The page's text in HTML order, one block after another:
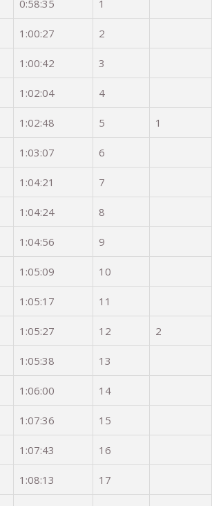
0:58:35 1
1:00:27 2
1:00:42 3
1:02:04 4
1:02:48 5 1
1:03:07 6
1:04:21 7
1:04:24 8
1:04:56 9
1:05:09 10
1:05:17 11
1:05:27 12 2
1:05:38 13
1:06:00 14
1:07:36 15
1:07:43 16
1:08:13 17